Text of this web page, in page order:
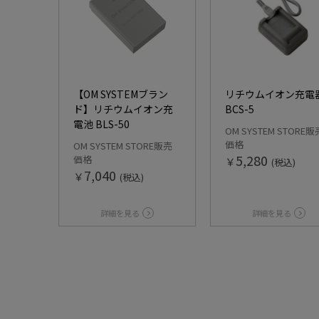
【OM SYSTEMブラン
ド】リチウムイオン充
電池 BLS-50
OM SYSTEM STORE販売
価格
￥7,040 (税込)
詳細を見る
リチウムイオン充電
BCS-5
OM SYSTEM STORE販
価格
￥5,280 (税込)
詳細を見る